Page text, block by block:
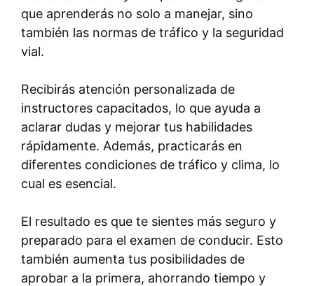
que aprenderás no solo a manejar, sino
también las normas de tráfico y la seguridad
vial.
Recibirás atención personalizada de
instructores capacitados, lo que ayuda a
aclarar dudas y mejorar tus habilidades
rápidamente. Además, practicarás en
diferentes condiciones de tráfico y clima, lo
cual es esencial.
El resultado es que te sientes más seguro y
preparado para el examen de conducir. Esto
también aumenta tus posibilidades de
aprobar a la primera, ahorrando tiempo y